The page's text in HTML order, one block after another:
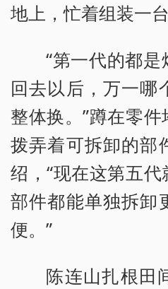
地上，忙着组装一
“第一代的都
回去以后，万一哪
整体换。”蹲在零
拨弄着可拆卸的部
绍，“现在这第五
部件都能单独拆卸
便。”
陈连山扎根田